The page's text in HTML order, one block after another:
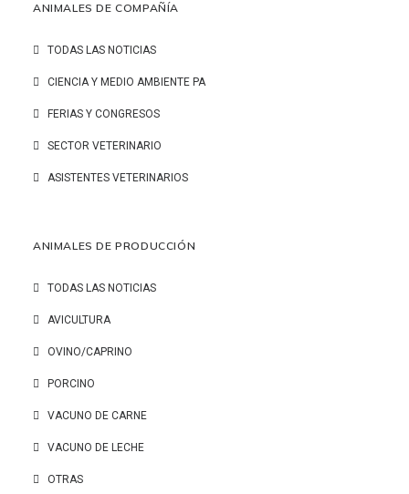
ANIMALES DE COMPAÑÍA
TODAS LAS NOTICIAS
CIENCIA Y MEDIO AMBIENTE PA
FERIAS Y CONGRESOS
SECTOR VETERINARIO
ASISTENTES VETERINARIOS
ANIMALES DE PRODUCCIÓN
TODAS LAS NOTICIAS
AVICULTURA
OVINO/CAPRINO
PORCINO
VACUNO DE CARNE
VACUNO DE LECHE
OTRAS